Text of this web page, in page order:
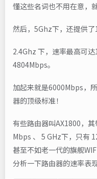
懂这些名词也不用在意，
然后，5Ghz下，还提供了
2.4Ghz 下，速率最高可
4804Mbps。
加起来就是6000Mbps，
器的顶级标准！
有些路由器叫AX1800，
Mbps 、 5 GHz下，只有
甚至不如老一代的旗舰
分析一下路由器的速率表现